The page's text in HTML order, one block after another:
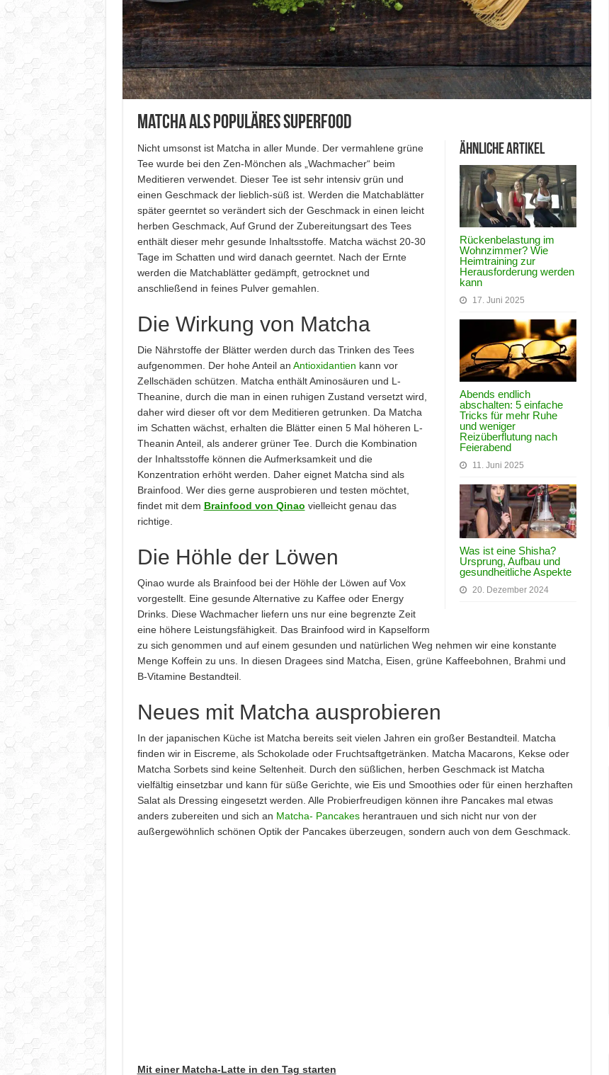
Matcha als populäres Superfood
Ähnliche Artikel
Rückenbelastung im
Wohnzimmer? Wie
Heimtraining zur
Herausforderung werden
kann
17. Juni 2025
Abends endlich
abschalten: 5 einfache
Tricks für mehr Ruhe
und weniger
Reizüberflutung nach
Feierabend
11. Juni 2025
Was ist eine Shisha?
Ursprung, Aufbau und
gesundheitliche Aspekte
20. Dezember 2024
Nicht umsonst ist Matcha in aller Munde. Der vermahlene grüne
Tee wurde bei den Zen-Mönchen als „Wachmacher“ beim
Meditieren verwendet. Dieser Tee ist sehr intensiv grün und
einen Geschmack der lieblich-süß ist. Werden die Matchablätter
später geerntet so verändert sich der Geschmack in einen leicht
herben Geschmack, Auf Grund der Zubereitungsart des Tees
enthält dieser mehr gesunde Inhaltsstoffe. Matcha wächst 20-30
Tage im Schatten und wird danach geerntet. Nach der Ernte
werden die Matchablätter gedämpft, getrocknet und
anschließend in feines Pulver gemahlen.
Die Wirkung von Matcha
Die Nährstoffe der Blätter werden durch das Trinken des Tees
aufgenommen. Der hohe Anteil an Antioxidantien kann vor
Zellschäden schützen. Matcha enthält Aminosäuren und L-
Theanine, durch die man in einen ruhigen Zustand versetzt wird,
daher wird dieser oft vor dem Meditieren getrunken. Da Matcha
im Schatten wächst, erhalten die Blätter einen 5 Mal höheren L-
Theanin Anteil, als anderer grüner Tee. Durch die Kombination
der Inhaltsstoffe können die Aufmerksamkeit und die
Konzentration erhöht werden. Daher eignet Matcha sind als
Brainfood. Wer dies gerne ausprobieren und testen möchtet,
findet mit dem Brainfood von Qinao vielleicht genau das
richtige.
Die Höhle der Löwen
Qinao wurde als Brainfood bei der Höhle der Löwen auf Vox
vorgestellt. Eine gesunde Alternative zu Kaffee oder Energy
Drinks. Diese Wachmacher liefern uns nur eine begrenzte Zeit
eine höhere Leistungsfähigkeit. Das Brainfood wird in Kapselform
zu sich genommen und auf einem gesunden und natürlichen Weg nehmen wir eine konstante
Menge Koffein zu uns. In diesen Dragees sind Matcha, Eisen, grüne Kaffeebohnen, Brahmi und
B-Vitamine Bestandteil.
Neues mit Matcha ausprobieren
In der japanischen Küche ist Matcha bereits seit vielen Jahren ein großer Bestandteil. Matcha
finden wir in Eiscreme, als Schokolade oder Fruchtsaftgetränken. Matcha Macarons, Kekse oder
Matcha Sorbets sind keine Seltenheit. Durch den süßlichen, herben Geschmack ist Matcha
vielfältig einsetzbar und kann für süße Gerichte, wie Eis und Smoothies oder für einen herzhaften
Salat als Dressing eingesetzt werden. Alle Probierfreudigen können ihre Pancakes mal etwas
anders zubereiten und sich an Matcha- Pancakesherantrauen und sich nicht nur von der
außergewöhnlich schönen Optik der Pancakes überzeugen, sondern auch von dem Geschmack.
Mit einer Matcha-Latte in den Tag starten